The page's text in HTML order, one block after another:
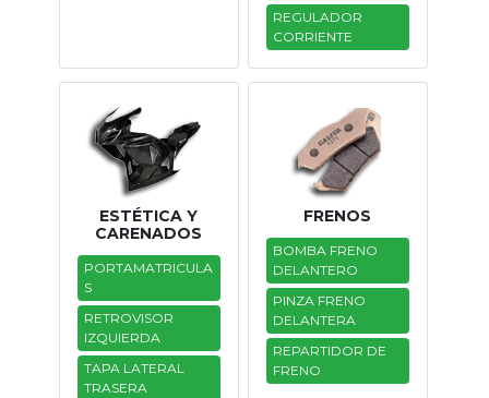
REGULADOR
CORRIENTE
ESTÉTICA Y
CARENADOS
PORTAMATRICULA
S
RETROVISOR
IZQUIERDA
TAPA LATERAL
TRASERA
FRENOS
BOMBA FRENO
DELANTERO
PINZA FRENO
DELANTERA
REPARTIDOR DE
FRENO